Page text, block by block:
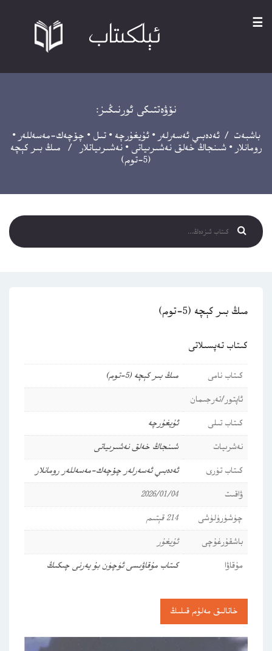
☰
نۆۋەتتىكى ئورنىڭىز:
باشبەت /ئەدەبىي ئەسەرلەر •ئۇيغۇرچە •تىل • چۆچەك-مەسەللەر •
رومانلار • شىنجاڭ خەلق نەشىرىياتى • نەشىرىياتلار / مىڭ بىر كېچە
(5-توم)
مىڭ بىر كېچە (5-توم)
كىتاب تەپسىلاتى
كىتاب نامى
مىڭ بىر كېچە (5-توم)
ئاپتور/تەرجىمان
كىتاب تىلى
ئۇيغۇرچە
نەشرىيات
شىنجاڭ خەلق نەشىرىياتى
كىتاب تۈرى
ئەدەبىي ئەسەرلەر چۆچەك-مەسەللەر رومانلار
ۋاقىت
2026/01/04
چۈشۈرۈلۈشى
214 قېتىم
باشقۇرغۇچى
ئۇيغۇر
مۇقاۋا
كىتاب مۇقاۋىسى ئۈچۈن بۇ يەرنى چىكىڭ
خاتالىق مەلۇم قىلىڭ